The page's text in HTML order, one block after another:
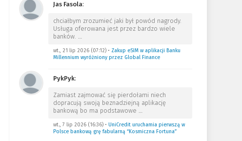
Jas Fasola:
chciałbym zrozumieć jaki był powód nagrody.
Usługa oferowana jest przez bardzo wiele
banków. …
wt., 21 lip 2026 (07:12)• Zakup eSIM w aplikacji Banku
Millennium wyróżniony przez Global Finance
PykPyk:
Zamiast zajmować się pierdołami niech
dopracują swoją beznadziejną aplikację
bankową bo ma podstawowe …
wt., 7 lip 2026 (16:36)• UniCredit uruchamia pierwszą w
Polsce bankową grę fabularną “Kosmiczna Fortuna”